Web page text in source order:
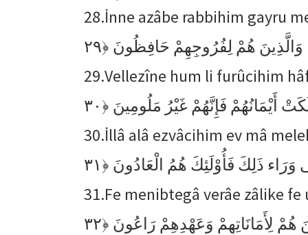
28.İnne azâbe rabbihim gayru
وَالَّذِينَ هُمْ لِفُرُوجِهِمْ حَافِظُونَ ﴿٢٩
29.Vellezîne hum li furûcihim
أَيْمَانُهُمْ فَإِنَّهُمْ غَيْرُ مَلُومِينَ ﴿٣٠
30.İllâ alâ ezvâcihim ev mâ
وَرَاء ذَلِكَ فَأُوْلَئِكَ هُمُ الْعَادُونَ ﴿٣١
31.Fe menibtegâ verâe zâlike
هُمْ لِأَمَانَاتِهِمْ وَعَهْدِهِمْ رَاعُونَ ﴿٣٢